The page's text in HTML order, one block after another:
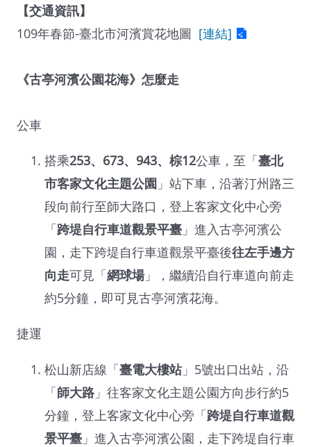
【交通資訊】
109年春節-臺北市河濱賞花地圖 [連結]
《古亭河濱公園花海》怎麼走
公車
搭乘253、673、943、棕12公車，至「臺北
市客家文化主題公園 」站下車，沿著汀州路三
段向前行至師大路口，登上客家文化中心旁
「跨堤自行車道觀景平臺 」進入古亭河濱公
園，走下跨堤自行車道觀景平臺後往左手邊方
向走可見「網球場」，繼續沿自行車道向前走
約5分鐘，即可見古亭河濱花海。
捷運
松山新店線「臺電大樓站」5號出口出站，沿
「師大路 」往客家文化主題公園方向步行約5
分鐘，登上客家文化中心旁「跨堤自行車道觀
景平臺 」進入古亭河濱公園，走下跨堤自行車